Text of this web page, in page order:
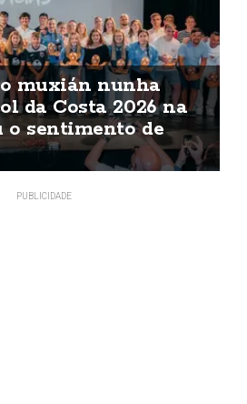
muxián nunha
da Costa 2026 na
o sentimento de